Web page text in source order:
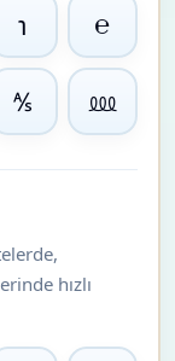
℩ ℮
⅍ ⅏
hızlı